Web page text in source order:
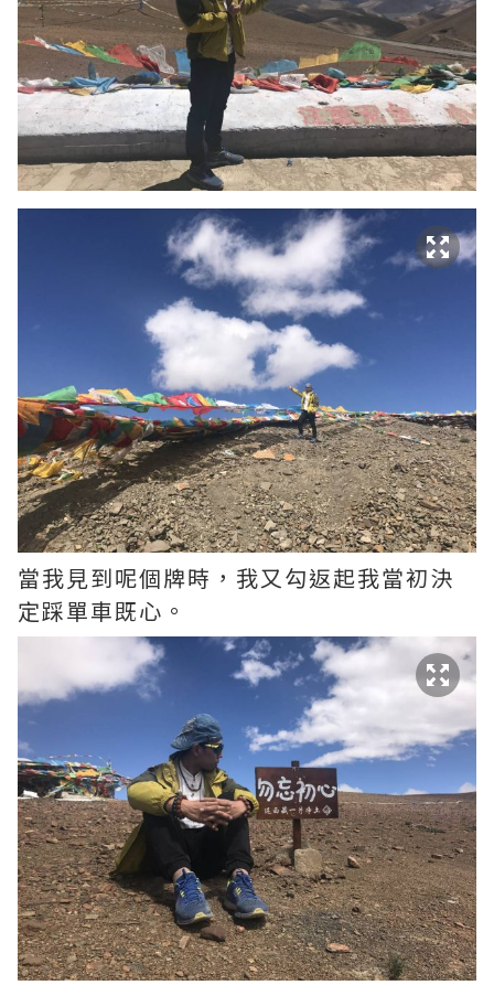
當我見到呢個牌時，我又勾返起我當初決
定踩單車既心。